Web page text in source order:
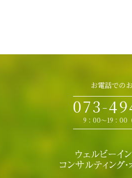
お電話での
073-
9：00～19：00